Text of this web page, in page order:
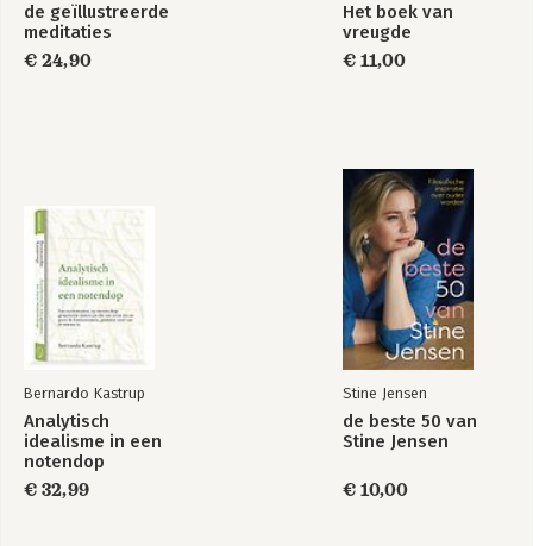
de geïllustreerde
meditaties
€ 24,90
Het boek van
vreugde
€ 11,00
Bernardo Kastrup
Analytisch
idealisme in een
notendop
€ 32,99
Stine Jensen
de beste 50 van
Stine Jensen
€ 10,00